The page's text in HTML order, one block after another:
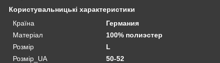
Користувальницькі характеристики
Країна
Германия
Матеріал
100% полиэстер
Розмір
L
Розмір_UA
50-52